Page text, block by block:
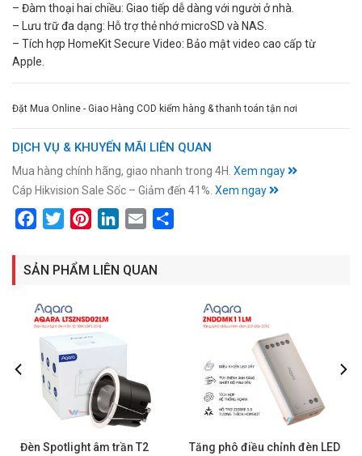
– Đàm thoại hai chiều: Giao tiếp dễ dàng với người ở nhà.
– Lưu trữ đa dạng: Hỗ trợ thẻ nhớ microSD và NAS.
– Tích hợp HomeKit Secure Video: Bảo mật video cao cấp từ
Apple.
Đặt Mua Online - Giao Hàng COD kiểm hàng & thanh toán tận nơi
DỊCH VỤ & KHUYẾN MÃI LIÊN QUAN
Mua hàng chính hãng, giao nhanh trong 4H. Xem ngay
Cáp Hikvision Sale Sốc – Giảm đến 41%. Xem ngay
FacebookTwitterPinterestLinkedIn
Email
SẢN PHẨM LIÊN QUAN
Đèn Spotlight âm trần T2
Tăng phô điều chỉnh đèn LED